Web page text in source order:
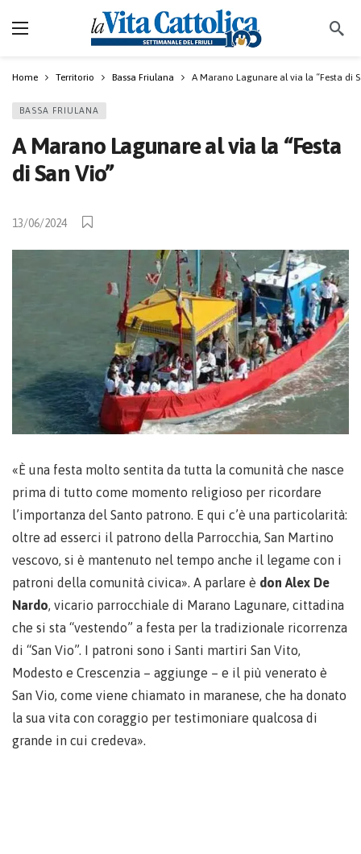
Home Territorio Bassa Friulana A Marano Lagunare al via la “Festa di
BASSA FRIULANA
A Marano Lagunare al via la “Festa
di San Vio”
13/06/2024
«È una festa molto sentita da tutta la comunità che nasce
prima di tutto come momento religioso per ricordare
l’importanza del Santo patrono. E qui c’è una particolarità:
oltre ad esserci il patrono della Parrocchia, San Martino
vescovo, si è mantenuto nel tempo anche il legame con i
patroni della comunità civica». A parlare è don Alex De
Nardo, vicario parrocchiale di Marano Lagunare, cittadina
che si sta “vestendo” a festa per la tradizionale ricorrenza
di “San Vio”. I patroni sono i Santi martiri San Vito,
Modesto e Crescenzia – aggiunge – e il più venerato è
San Vio, come viene chiamato in maranese, che ha donato
la sua vita con coraggio per testimoniare qualcosa di
grande in cui credeva».